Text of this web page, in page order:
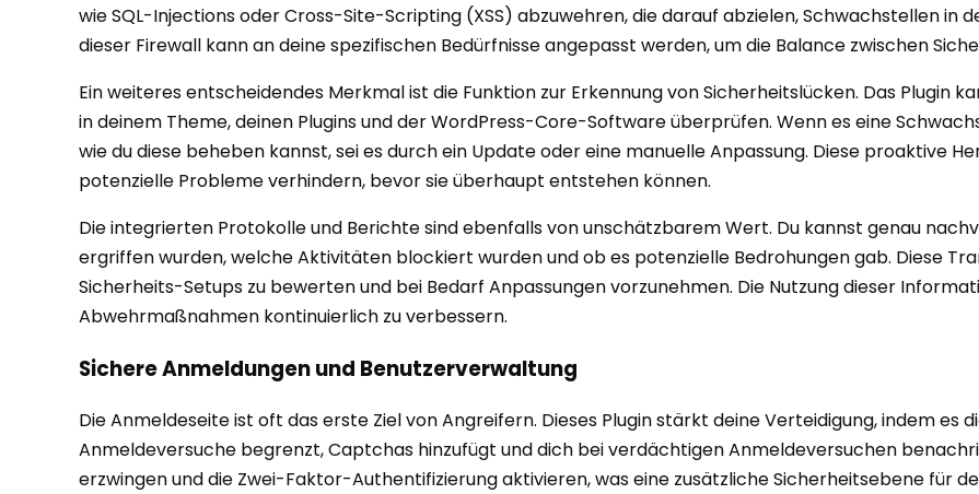
wie SQL-Injections oder Cross-Site-Scripting (XSS) abzuwehren, die darauf abzielen, Schwachstellen in
dieser Firewall kann an deine spezifischen Bedürfnisse angepasst werden, um die Balance zwischen
Ein weiteres entscheidendes Merkmal ist die Funktion zur Erkennung von Sicherheitslücken. Das Plugin
in deinem Theme, deinen Plugins und der WordPress-Core-Software überprüfen. Wenn es eine
wie du diese beheben kannst, sei es durch ein Update oder eine manuelle Anpassung. Diese proaktive
potenzielle Probleme verhindern, bevor sie überhaupt entstehen können.
Die integrierten Protokolle und Berichte sind ebenfalls von unschätzbarem Wert. Du kannst genau
ergriffen wurden, welche Aktivitäten blockiert wurden und ob es potenzielle Bedrohungen gab. Diese
Sicherheits-Setups zu bewerten und bei Bedarf Anpassungen vorzunehmen. Die Nutzung dieser
Abwehrmaßnahmen kontinuierlich zu verbessern.
Sichere Anmeldungen und Benutzerverwaltung
Die Anmeldeseite ist oft das erste Ziel von Angreifern. Dieses Plugin stärkt deine Verteidigung, indem es
Anmeldeversuche begrenzt, Captchas hinzufügt und dich bei verdächtigen Anmeldeversuchen
erzwingen und die Zwei-Faktor-Authentifizierung aktivieren, was eine zusätzliche Sicherheitsebene für